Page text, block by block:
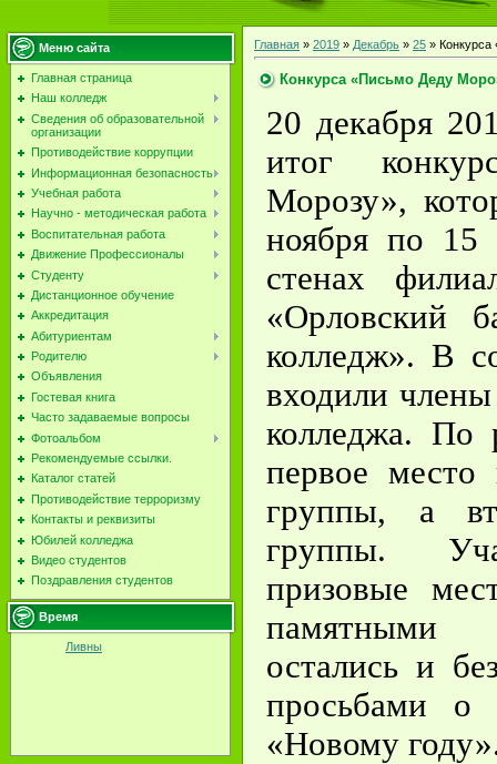
Меню сайта
Главная страница
Наш колледж
Сведения об образовательной
организации
Противодействие коррупции
Информационная безопасность
Учебная работа
Научно - методическая работа
Воспитательная работа
Движение Профессионалы
Студенту
Дистанционное обучение
Аккредитация
Абитуриентам
Родителю
Объявления
Гостевая книга
Часто задаваемые вопросы
Фотоальбом
Рекомендуемые ссылки.
Каталог статей
Противодействие терроризму
Контакты и реквизиты
Юбилей колледжа
Видео студентов
Поздравления студентов
Время
Ливны
Главная » 2019 » Декабрь » 25 »
Конкурса «Письмо Деду
20 декабря
итог
Морозу»,
ноября по 15
стенах
«Орловский
колледж». В
входили члены
колледжа. По
первое
группы, а
группы.
призовые
остались и
просьбами о
«Новому